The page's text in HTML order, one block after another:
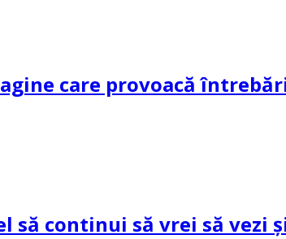
care provoacă
continui să vrei să vezi